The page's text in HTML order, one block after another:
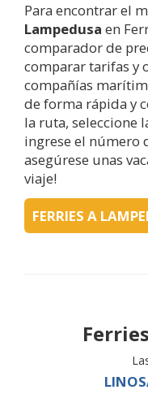
Para encontrar el
Lampedusa en
comparador de
comparar tarifas y
compañías
de forma rápida y
la ruta, seleccione
ingrese el número
asegúrese unas
viaje!
FERRIES A